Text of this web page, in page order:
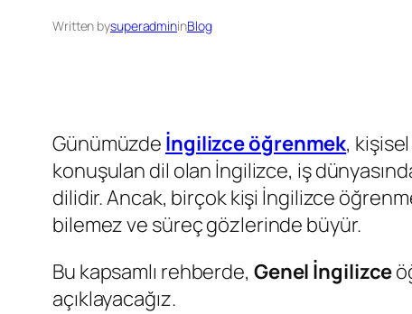
Written bysuperadmininBlog
Günümüzde İngilizce öğrenmek,
konuşulan dil olan İngilizce, iş
dilidir. Ancak, birçok kişi İngilizce
bilemez ve süreç gözlerinde büyür.
Bu kapsamlı rehberde, Genel İngilizce
açıklayacağız.